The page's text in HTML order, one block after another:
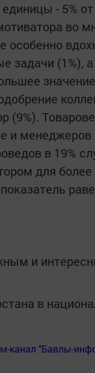
- 5%
во
особенно
задачи (1%),
(9%).
и
в 19%
для
и
в
канал "Бавлы-